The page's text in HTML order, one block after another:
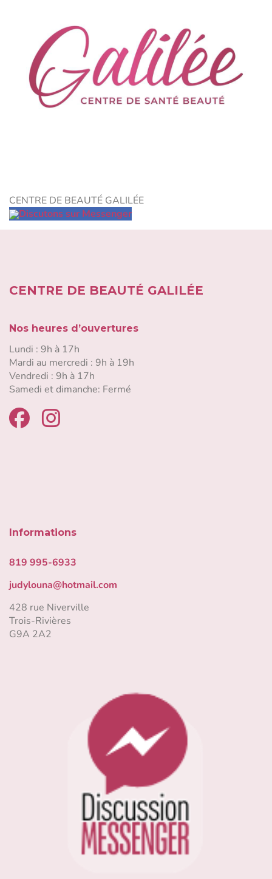
CENTRE DE BEAUTÉ GALILÉE
Discutons sur Messenger
CENTRE DE BEAUTÉ GALILÉE
Nos heures d’ouvertures
Lundi : 9h à 17h
Mardi au mercredi : 9h à 19h
Vendredi : 9h à 17h
Samedi et dimanche: Fermé
Informations
819 995-6933
judylouna@hotmail.com
428 rue Niverville
Trois-Rivières
G9A 2A2